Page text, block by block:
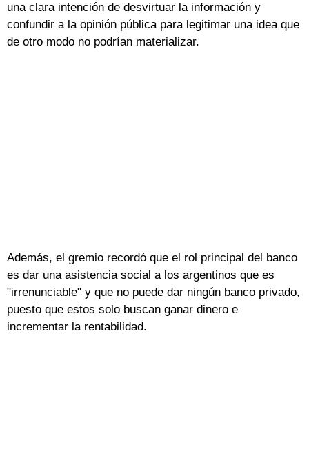
una clara intención de desvirtuar la información y
confundir a la opinión pública para legitimar una idea que
de otro modo no podrían materializar.
Además, el gremio recordó que el rol principal del banco
es dar una asistencia social a los argentinos que es
"irrenunciable" y que no puede dar ningún banco privado,
puesto que estos solo buscan ganar dinero e
incrementar la rentabilidad.